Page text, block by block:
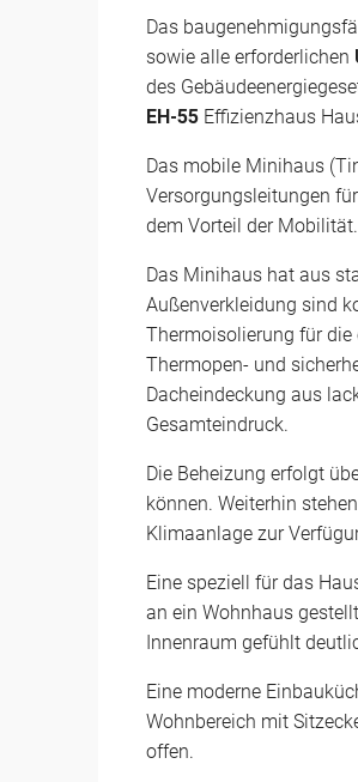
Das
sowie alle erforderlichen
des
EH-55 Effizienzhaus
Das mobile Minihaus
Versorgungsleitungen
dem Vorteil der Mobilität.
Das Minihaus hat aus
Außenverkleidung sind
Thermoisolierung für die
Thermopen- und
Dacheindeckung aus
Gesamteindruck.
Die Beheizung erfolgt
können. Weiterhin
Klimaanlage zur
Eine speziell für das
an ein Wohnhaus
Innenraum gefühlt
Eine moderne
Wohnbereich mit
offen.